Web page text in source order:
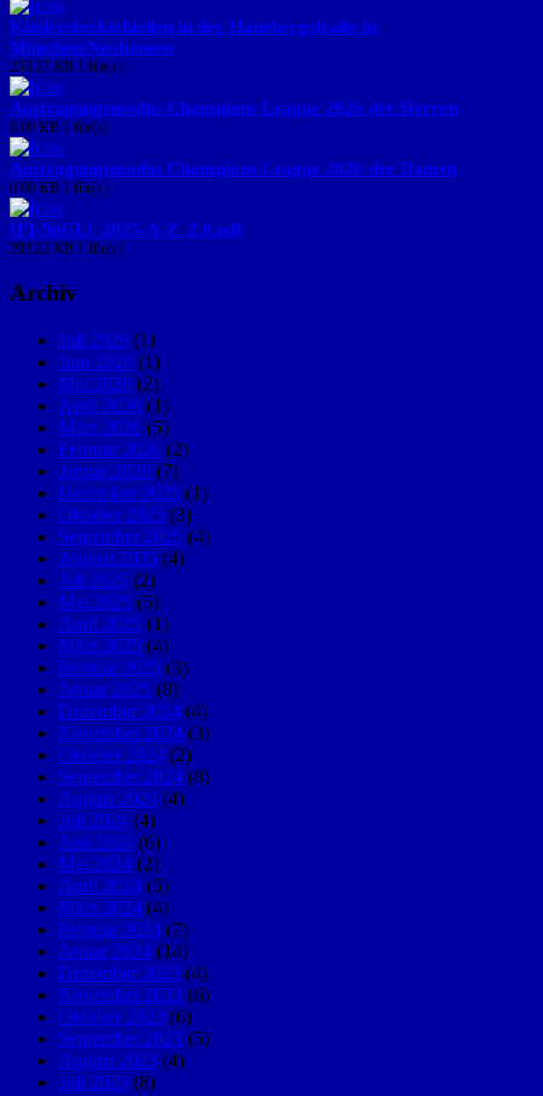
Kinderstockschießen in der Hanebergstraße in
München/Neuhausen
253.27 KB 1 file(s)
Austragungsmodus Champions League 2026 der Herren
0.00 KB 1 file(s)
Austragungsmodus Champions League 2026 der Damen
0.00 KB 1 file(s)
IFI-SpGLi_2025-A-Z_2.0.pdf
292.22 KB 1 file(s)
Archiv
Juli 2026 (1)
Juni 2026 (1)
Mai 2026 (2)
April 2026 (1)
März 2026 (5)
Februar 2026 (2)
Januar 2026 (7)
Dezember 2025 (1)
Oktober 2025 (3)
September 2025 (4)
August 2025 (4)
Juli 2025 (2)
Mai 2025 (5)
April 2025 (1)
März 2025 (4)
Februar 2025 (3)
Januar 2025 (8)
Dezember 2024 (4)
November 2024 (3)
Oktober 2024 (2)
September 2024 (8)
August 2024 (4)
Juli 2024 (4)
Juni 2024 (6)
Mai 2024 (2)
April 2024 (5)
März 2024 (4)
Februar 2024 (7)
Januar 2024 (14)
Dezember 2023 (4)
November 2023 (6)
Oktober 2023 (6)
September 2023 (5)
August 2023 (4)
Juli 2023 (8)